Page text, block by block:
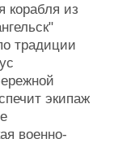
корабля из
традиции
экипаж
военно-